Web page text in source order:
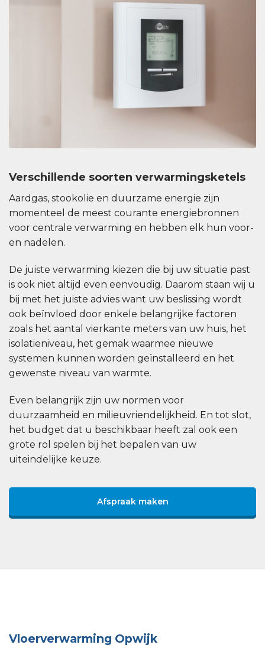
Verschillende soorten verwarmingsketels
Aardgas, stookolie en duurzame energie zijn
momenteel de meest courante energiebronnen
voor centrale verwarming en hebben elk hun voor-
en nadelen.
De juiste verwarming kiezen die bij uw situatie past
is ook niet altijd even eenvoudig. Daarom staan wij u
bij met het juiste advies want uw beslissing wordt
ook beïnvloed door enkele belangrijke factoren
zoals het aantal vierkante meters van uw huis, het
isolatieniveau, het gemak waarmee nieuwe
systemen kunnen worden geïnstalleerd en het
gewenste niveau van warmte.
Even belangrijk zijn uw normen voor
duurzaamheid en milieuvriendelijkheid. En tot slot,
het budget dat u beschikbaar heeft zal ook een
grote rol spelen bij het bepalen van uw
uiteindelijke keuze.
Afspraak maken
Vloerverwarming Opwijk